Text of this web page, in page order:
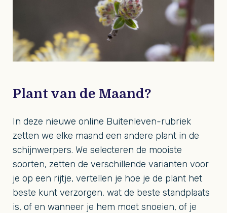
Plant van de Maand?
In deze nieuwe online Buitenleven-rubriek
zetten we elke maand een andere plant in de
schijnwerpers. We selecteren de mooiste
soorten, zetten de verschillende varianten voor
je op een rijtje, vertellen je hoe je de plant het
beste kunt verzorgen, wat de beste standplaats
is, of en wanneer je hem moet snoeien, of je